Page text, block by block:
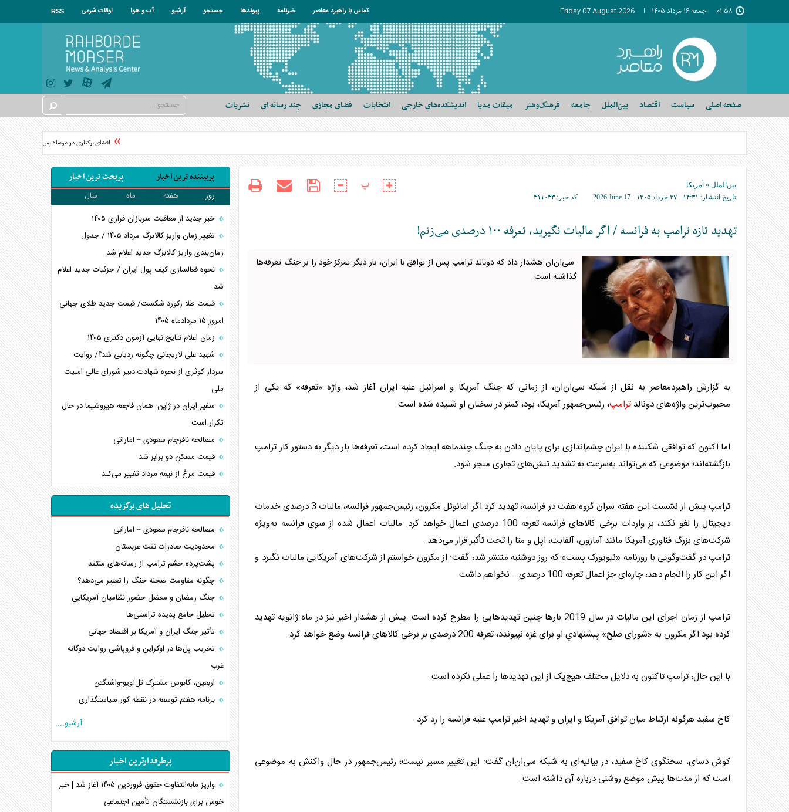
۰۱:۵۸ جمعه ۱۶ مرداد ۱۴۰۵ Friday 07 August 2026 تماس با راهبرد معاصر خبرنامه پیوندها جستجو آرشیو آب و هوا اوقات شرعی RSS
صفحه اصلی سیاست اقتصاد بین‌الملل جامعه فرهنگ‌وهنر میقات مدیا اندیشکده‌های خارجی انتخابات فضای مجازی چند رسانه ای نشریات
افشای برکناری در موساد پس از شکست پروژه علیه
بین‌الملل » آمریکا
تاریخ انتشار: ۱۴:۳۱ - ۲۷ خرداد ۱۴۰۵ - 2026 June 17 کد خبر: ۳۱۱۰۳۳
پ
تهدید تازه ترامپ به فرانسه / اگر مالیات نگیرید، تعرفه ۱۰۰ درصدی می‌زنم!
سی‌ان‌ان هشدار داد که دونالد ترامپ پس از توافق با ایران، بار دیگر تمرکز خود را بر جنگ تعرفه‌ها
گذاشته است.
به گزارش راهبردمعاصر به نقل از شبکه سی‌ان‌ان، از زمانی که جنگ آمریکا و اسرائیل علیه ایران آغاز شد، واژه «تعرفه» که یکی از
محبوب‌ترین واژه‌های دونالد ترامپ، رئیس‌جمهور آمریکا، بود، کمتر در سخنان او شنیده شده است.
اما اکنون که توافقی شکننده با ایران چشم‌اندازی برای پایان دادن به جنگ چندماهه ایجاد کرده است، تعرفه‌ها بار دیگر به دستور کار ترامپ
بازگشته‌اند؛ موضوعی که می‌تواند به‌سرعت به تشدید تنش‌های تجاری منجر شود.
ترامپ
پیش از نشست این هفته سران گروه هفت در فرانسه، تهدید کرد اگر امانوئل مکرون، رئیس‌جمهور فرانسه، مالیات 3 درصدی خدمات
دیجیتال را لغو نکند، بر واردات برخی کالاهای فرانسه تعرفه 100 درصدی اعمال خواهد کرد. مالیات اعمال شده از سوی فرانسه به‌ویژه
شرکت‌های بزرگ فناوری آمریکا مانند آمازون، آلفابت، اپل و متا را تحت تأثیر قرار می‌دهد.
ترامپدر گفت‌وگویی با روزنامه «نیویورک پست» که روز دوشنبه منتشر شد، گفت: از مکرون خواستم از شرکت‌های آمریکایی مالیات نگیرد و
اگر این کار را انجام دهد، چاره‌ای جز اعمال تعرفه 100 درصدی... نخواهم داشت.
ترامپ
از زمان اجرای این مالیات در سال 2019 بارها چنین تهدیدهایی را مطرح کرده است. پیش از هشدار اخیر نیز در ماه ژانویه تهدید
کرده بود اگر مکرون به «شورای صلح» پیشنهادیِ او برای غزه نپیوندد، تعرفه 200 درصدی بر برخی کالاهای فرانسه وضع خواهد کرد.
با این حال،ترامپتاکنون به دلایل مختلف هیچ‌یک از این تهدیدها را عملی نکرده است.
کاخ سفید هرگونه ارتباط میان توافق آمریکا و ایران و تهدید اخیرترامپعلیه فرانسه را رد کرد.
کوش دسای، سخنگوی کاخ سفید، در بیانیه‌ای به شبکه سی‌ان‌ان گفت: این تغییر مسیر نیست؛ رئیس‌جمهور در حال واکنش به موضوعی
است که از مدت‌ها پیش موضع روشنی درباره آن داشته است.
پربیننده ترین اخبار پربحث ترین اخبار
روز هفته ماه
سال
خبر جدید از معافیت سربازان فراری ۱۴۰۵
تغییر زمان واریز کالابرگ مرداد ۱۴۰۵ / جدول
زمان‌بندی واریز کالابرگ جدید اعلام شد
نحوه فعالسازی کیف پول ایران / جزئیات جدید اعلام
شد
قیمت طلا رکورد شکست/ قیمت جدید طلای جهانی
امروز ۱۵ مردادماه ۱۴۰۵
زمان اعلام نتایج نهایی آزمون دکتری ۱۴۰۵
شهید علی لاریجانی چگونه ردیابی شد؟/ روایت
سردار کوثری از نحوه شهادت دبیر شورای عالی امنیت
ملی
سفیر ایران در ژاپن: همان فاجعه هیروشیما در حال
تکرار است
مصالحه نافرجام سعودی – اماراتی
قیمت مسکن دو برابر شد
قیمت مرغ از نیمه مرداد تغییر می‌کند
تحلیل های برگزیده
مصالحه نافرجام سعودی – اماراتی
محدودیت صادرات نفت عربستان
پشت‌پرده خشم ترامپ از رسانه‌های منتقد
چگونه مقاومت صحنه جنگ را تغییر می‌دهد؟
جنگ رمضان و معضل حضور نظامیان آمریکایی
تحلیل جامع پدیده تراستی‌ها
تأثیر جنگ ایران و آمریکا بر اقتصاد جهانی
تخریب پل‌ها در اوکراین و فروپاشی روایت دوگانه
غرب
اربعین، کابوس مشترک تل‌آویو-واشنگتن
برنامه هفتم توسعه در نقطه کور سیاستگذاری
کنوانسیون دریای خزر در راستای منافع ملی است؟
اهمیت راهبردی اردن برای آمریکا
پیام، ظرفیت بالفعل‌نشده تجارت ایران
همسویی عربستان با سنتکام علیه متحدان ایران
ترامپ و توهم خلع سلاح حماس
آرشیو...
پرطرفدارترین اخبار
واریز مابه‌التفاوت حقوق فروردین ۱۴۰۵ آغاز شد | خبر
خوش برای بازنشستگان تأمین اجتماعی